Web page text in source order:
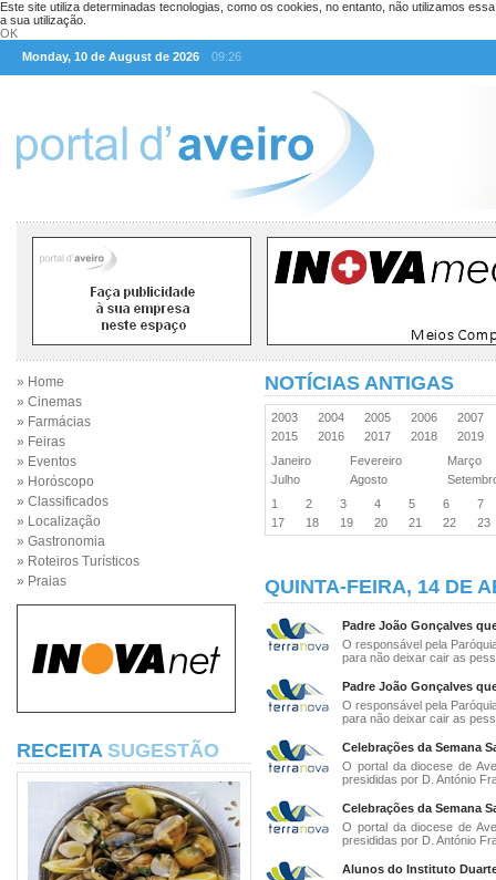
Este site utiliza determinadas tecnologias, como os cookies, no entanto, não utilizamos
a sua utilização.
OK
Monday, 10 de August de 2026
09:26
» Home
» Cinemas
» Farmácias
» Feiras
» Eventos
» Horóscopo
» Classificados
» Localização
» Gastronomia
» Roteiros Turísticos
» Praias
RECEITA SUGESTÃO
NOTÍCIAS ANTIGAS
2003 2004 2005 2006
2007
2015
2016 2017 2018
2019
Janeiro
Fevereiro
Março
Julho
Agosto
1
2 3 4 5 6
7
17
18 19 20 21 22 23
QUINTA-FEIRA, 14 DE
Padre João Gonçalves
O responsável pela
para não deixar cair as
Padre João Gonçalves
O responsável pela
para não deixar cair as
Celebrações da Semana
O portal da diocese de
presididas por D. António
Celebrações da Semana
O portal da diocese de
presididas por D. António
Alunos do Instituto